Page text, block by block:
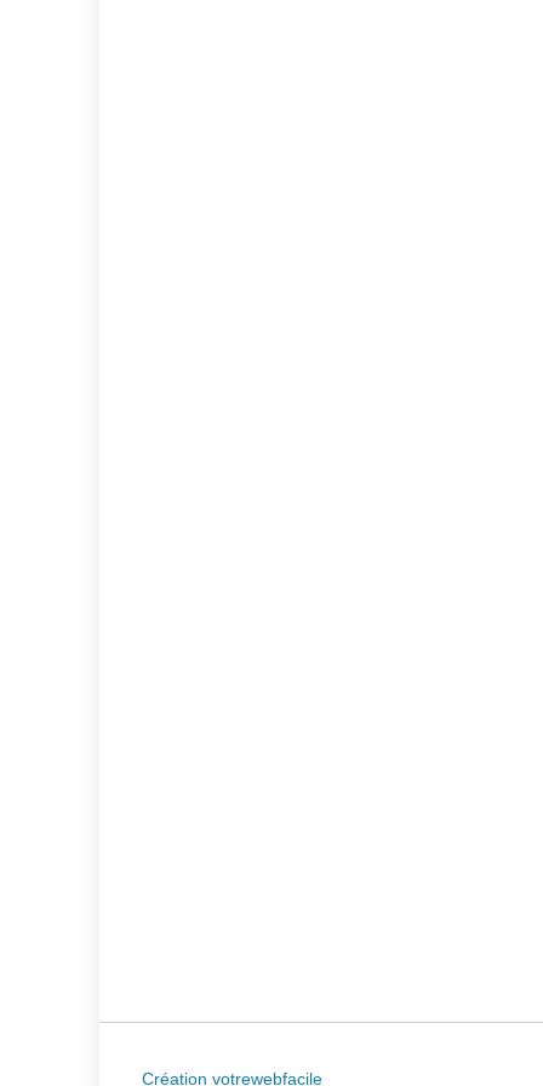
Création votrewebfacile